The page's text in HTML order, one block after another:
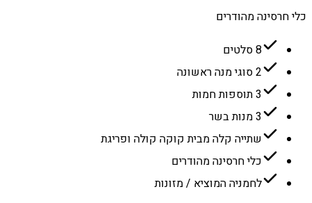
כלי חרסינה מהודרים
8 סלטים
2 סוגי מנה ראשונה
3 תוספות חמות
3 מנות בשר
שתייה קלה מבית קוקה קולה ופריגת
כלי חרסינה מהודרים
לחמניה המוציא / מזונות